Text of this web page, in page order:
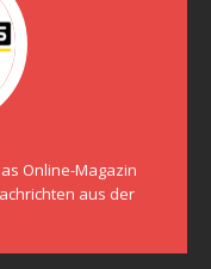
Online-Magazin
aus der